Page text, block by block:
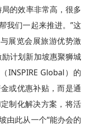
的效率非常高，很多
我们一起来推进。”这
展览会展旅游优势激
计划新加坡惠聚狮城
INSPIRE Global）的
或优惠补贴，而是通
制化解决方案，将活
由此从一个“能办会的